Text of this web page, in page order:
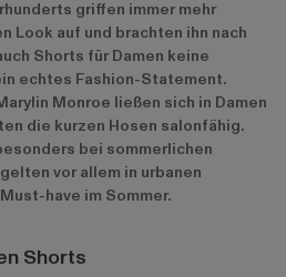
griffen immer mehr
Look auf und brachten ihn nach
Shorts für Damen keine
echtes Fashion-Statement.
Monroe ließen sich in Damen
die kurzen Hosen salonfähig.
bei sommerlichen
vor allem in urbanen
have im Sommer.
Shorts